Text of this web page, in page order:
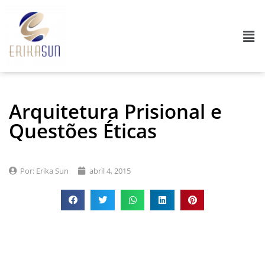
Arquitetura Prisional e
Questões Éticas
Por: Erika Sun abril 4, 2015